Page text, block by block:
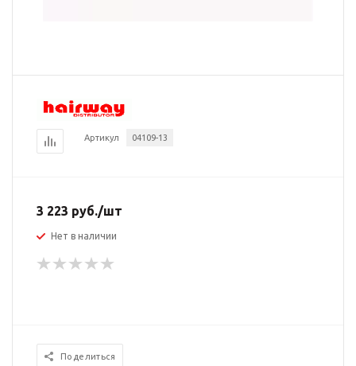
Артикул 04109-13
3 223 руб./шт
Нет в наличии
Поделиться